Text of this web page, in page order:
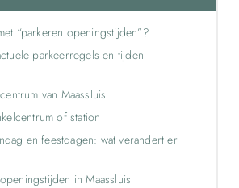
“parkeren openingstijden”?
parkeerregels en tijden
van Maassluis
of station
en feestdagen: wat verandert er
in Maassluis